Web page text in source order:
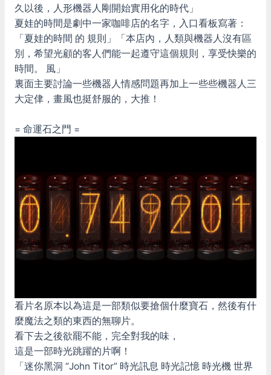
久以後，人形機器人剛開始實用化的時代」
夏娃的時間是劇中一家咖啡店的名字，入口看板寫著：
「夏娃的時間 的 規則」「本店內，人類與機器人沒有區
別，希望光顧的客人們能一起遵守這個規則，享受快樂的
時間。 風」
裏面主要討論一些機器人情感問題再加上一些些機器人三
大定侓，畫風也挺舒服的，大推！
= 命運石之門 =
看片名原本以為這是一部類似要搶個什麼寶石，然後有什
麼魔法之類的東西的無聊片。
看下去之後欲罷不能，完全對我的味，
這是一部時光跳躍的片啊！
「迷你黑洞 “John Titor” 時光訊息 時光記憶 時光機 世界